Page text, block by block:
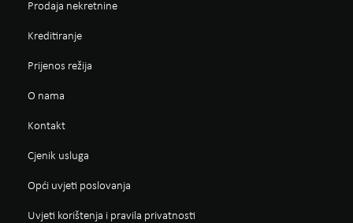
Prodaja nekretnine
Kreditiranje
Prijenos režija
O nama
Kontakt
Cjenik usluga
Opći uvjeti poslovanja
Uvjeti korištenja i pravila privatnosti